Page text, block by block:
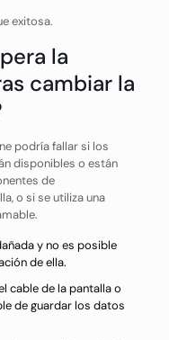
exitosa.
la
cambiar la
podría fallar si los
disponibles o están
de
o si se utiliza una
y no es posible
de ella.
cable de la pantalla o
de guardar los datos